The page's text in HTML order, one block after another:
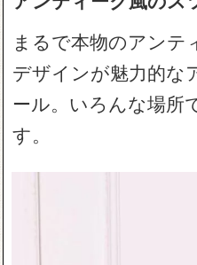
まるで本物のアンテ
デザインが魅力的な
ール。いろんな場所
す。